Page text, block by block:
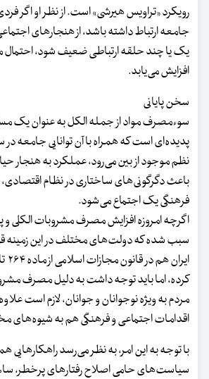
رویکرد «تراویس هیرشی» است. از نظر او اگر
جامعه ارتباط داشته باشد، از هنجارهای
یک یا چند حلقه ارتباطی ضعیف شود،
افزایش می‌یابد.
سخن پایانی
سوءمصرف مواد از جمله الکل به عنوان یک
پدیده‌ای است که همراه با آن توانایی جامعه
نظم موجود از بین می‌رود، عملکرد به هنجار
باعث دگرگونی‌های ساختاری در نظام
فرهنگی یک اجتماع می‌شود.
اگرچه امروزه افزایش مصرف مشروبات الکلی و
سبب شده که دولت‌های مختلف در این زمینه
کرده، اما باید توجه داشت به دلیل مصرف
مردم به ویژه نوجوانان و جوانان، لازم است
اقدامات اجتماعی و فرهنگی هم به شیوه‌های
با توجه به این امر، به نظر می‌رسد راهکارهایی
سیاست‌های حامی اصلاح رفتارهای پرخطر،